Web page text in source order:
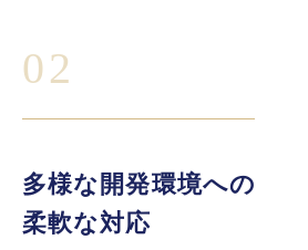
02
多様な開発環境への
柔軟な対応